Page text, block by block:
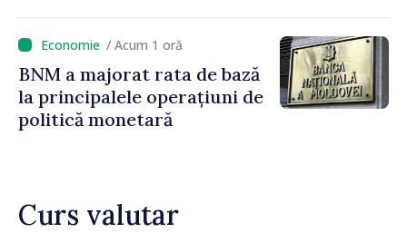
noastră rămâne puternică”
/ Acum 1 oră
BNM a majorat rata de bază
la principalele operațiuni de
politică monetară
Curs valutar